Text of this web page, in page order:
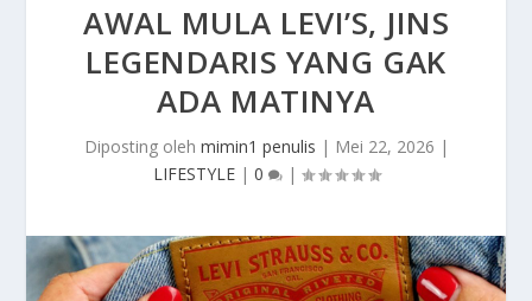
AWAL MULA LEVI’S, JINS
LEGENDARIS YANG GAK
ADA MATINYA
Diposting oleh mimin1 penulis | Mei 22, 2026 |
LIFESTYLE| 0 |